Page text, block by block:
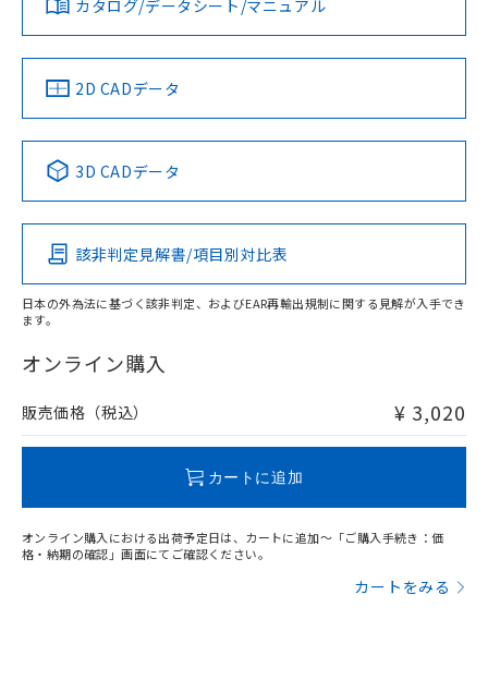
ソフトウェアの使用条件
対応済み
中国 RoHS 注意事項・凡例
Pb Hg Cd Cr(VI)
O
在庫等で未対応品が混在する可能性があります。
問い合わせください。
カタログ/データシート/マニュアル
2D CADデータ
3D CADデータ
該非判定見解書/項目別対比表
日本の外為法に基づく該非判定、およびEAR再輸出規制に関する見解が入手でき
ます。
オンライン購入
販売価格（税込） ¥ 3,020
カートに追加
オンライン購入における出荷予定日は、カートに追加～「ご購入手続き：価
格・納期の確認」画面にてご確認ください。
カートをみる